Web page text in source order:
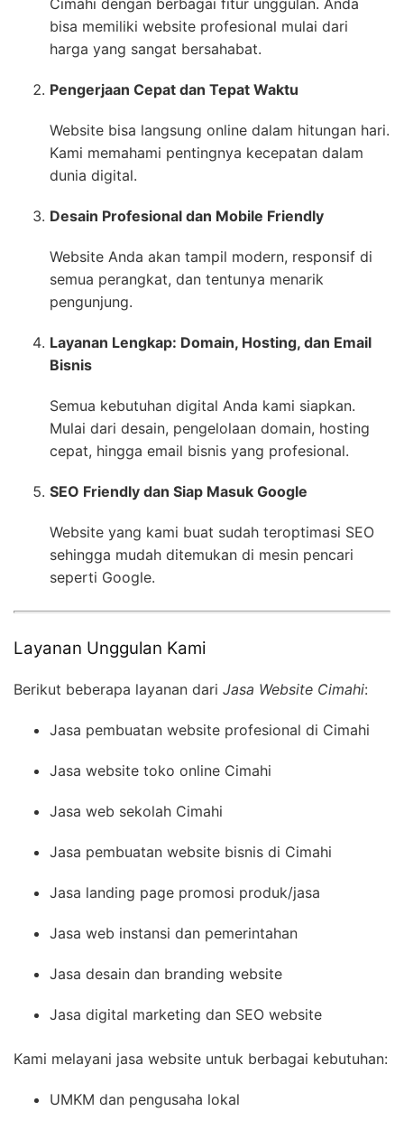
Cimahi dengan berbagai fitur unggulan. Anda
bisa memiliki website profesional mulai dari
harga yang sangat bersahabat.
Pengerjaan Cepat dan Tepat Waktu
Website bisa langsung online dalam hitungan hari.
Kami memahami pentingnya kecepatan dalam
dunia digital.
Desain Profesional dan Mobile Friendly
Website Anda akan tampil modern, responsif di
semua perangkat, dan tentunya menarik
pengunjung.
Layanan Lengkap: Domain, Hosting, dan Email
Bisnis
Semua kebutuhan digital Anda kami siapkan.
Mulai dari desain, pengelolaan domain, hosting
cepat, hingga email bisnis yang profesional.
SEO Friendly dan Siap Masuk Google
Website yang kami buat sudah teroptimasi SEO
sehingga mudah ditemukan di mesin pencari
seperti Google.
Layanan Unggulan Kami
Berikut beberapa layanan dari Jasa Website Cimahi:
Jasa pembuatan website profesional di Cimahi
Jasa website toko online Cimahi
Jasa web sekolah Cimahi
Jasa pembuatan website bisnis di Cimahi
Jasa landing page promosi produk/jasa
Jasa web instansi dan pemerintahan
Jasa desain dan branding website
Jasa digital marketing dan SEO website
Kami melayani jasa website untuk berbagai kebutuhan:
UMKM dan pengusaha lokal